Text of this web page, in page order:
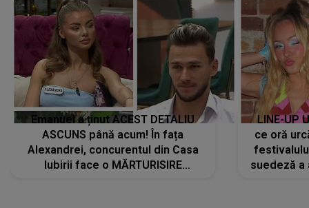
Emanuel a ținut ACEST DETALIU
ASCUNS până acum! În fața
Alexandrei, concurentul din Casa
Iubirii face o MĂRTURISIRE
LINE-UP
ce oră
suedeză a